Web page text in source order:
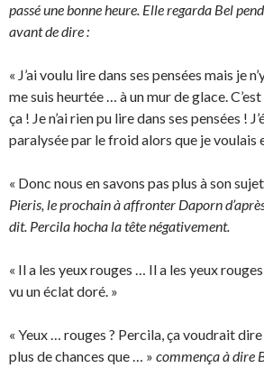
passé une bonne heure. Elle regarda Bel
avant de dire :
« J’ai voulu lire dans ses pensées mais je
me suis heurtée … à un mur de glace.
ça ! Je n’ai rien pu lire dans ses pensées !
paralysée par le froid alors que je voulais
« Donc nous en savons pas plus à son
Pieris, le prochain à affronter Daporn
dit. Percila hocha la tête négativement.
« Il a les yeux rouges … Il a les yeux
vu un éclat doré. »
« Yeux … rouges ? Percila, ça voudrait dire
plus de chances que … » commença à dire